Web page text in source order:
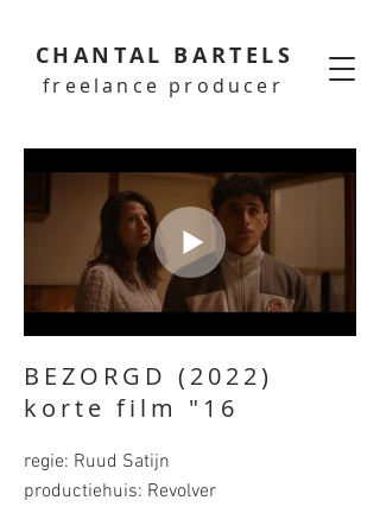
CHANTAL BARTELS
freelance producer
BEZORGD (2022)
korte film "16
regie: Ruud Satijn
productiehuis: Revolver